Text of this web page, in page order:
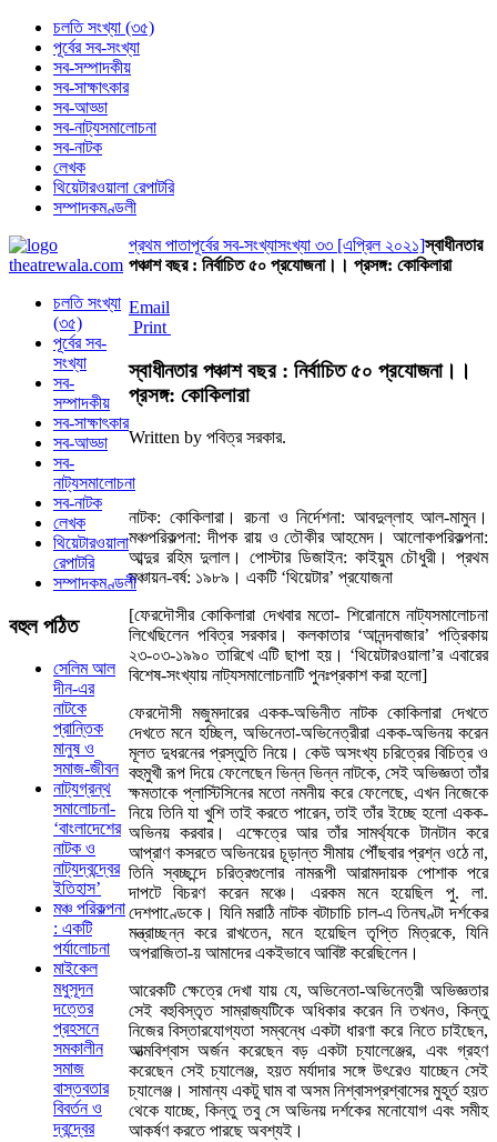
চলতি সংখ্যা (৩৫)
পূর্বের সব-সংখ্যা
সব-সম্পাদকীয়
সব-সাক্ষাৎকার
সব-আড্ডা
সব-নাট্যসমালোচনা
সব-নাটক
লেখক
থিয়েটারওয়ালা রেপাটরি
সম্পাদকমণ্ডলী
প্রথম পাতাপূর্বের সব-সংখ্যাসংখ্যা ৩৩ [এপ্রিল ২০২১]স্বাধীনতার
পঞ্চাশ বছর : নির্বাচিত ৫০ প্রযোজনা।। প্রসঙ্গ: কোকিলারা
Email
Print
স্বাধীনতার পঞ্চাশ বছর : নির্বাচিত ৫০ প্রযোজনা।।
প্রসঙ্গ: কোকিলারা
Written by পবিত্র সরকার.
নাটক: কোকিলারা। রচনা ও নির্দেশনা: আবদুল্লাহ আল-মামুন।
মঞ্চপরিকল্পনা: দীপক রায় ও তৌকীর আহমেদ। আলোকপরিকল্পনা:
আব্দুর রহিম দুলাল। পোস্টার ডিজাইন: কাইয়ুম চৌধুরী। প্রথম
মঞ্চায়ন-বর্ষ: ১৯৮৯। একটি ‘থিয়েটার’ প্রযোজনা
[ফেরদৌসীর কোকিলারা দেখবার মতো- শিরোনামে নাট্যসমালোচনা
লিখেছিলেন পবিত্র সরকার। কলকাতার ‘আনন্দবাজার’ পত্রিকায়
২৩-০৩-১৯৯০ তারিখে এটি ছাপা হয়। ‘থিয়েটারওয়ালা’র এবারের
বিশেষ-সংখ্যায় নাট্যসমালোচনাটি পুনঃপ্রকাশ করা হলো]
ফেরদৌসী মজুমদারের একক-অভিনীত নাটক কোকিলারা দেখতে
দেখতে মনে হচ্ছিল, অভিনেতা-অভিনেত্রীরা একক-অভিনয় করেন
মূলত দুধরনের প্রস্তুতি নিয়ে। কেউ অসংখ্য চরিত্রের বিচিত্র ও
বহুমুখী রূপ দিয়ে ফেলেছেন ভিন্ন ভিন্ন নাটকে, সেই অভিজ্ঞতা তাঁর
ক্ষমতাকে প্লাস্টিসিনের মতো নমনীয় করে ফেলেছে, এখন নিজেকে
নিয়ে তিনি যা খুশি তাই করতে পারেন, তাই তাঁর ইচ্ছে হলো একক-
অভিনয় করবার। এক্ষেত্রে আর তাঁর সামর্থ্যকে টানটান করে
আপ্রাণ কসরতে অভিনয়ের চূড়ান্ত সীমায় পৌঁছবার প্রশ্ন ওঠে না,
তিনি স্বচ্ছন্দে চরিত্রগুলোর নামরূপী আরামদায়ক পোশাক পরে
দাপটে বিচরণ করেন মঞ্চে। এরকম মনে হয়েছিল পু. লা.
দেশপাণ্ডেকে। যিনি মরাঠি নাটক বটাচাচি চাল-এ তিনঘণ্টা দর্শকের
মন্ত্রাচ্ছন্ন করে রাখতেন, মনে হয়েছিল তৃপ্তি মিত্রকে, যিনি
অপরাজিতা-য় আমাদের একইভাবে আবিষ্ট করেছিলেন।
আরেকটি ক্ষেত্রে দেখা যায় যে, অভিনেতা-অভিনেত্রী অভিজ্ঞতার
সেই বহুবিস্তৃত সাম্রাজ্যটিকে অধিকার করেন নি তখনও, কিন্তু
নিজের বিস্তারযোগ্যতা সম্বন্ধে একটা ধারণা করে নিতে চাইছেন,
আত্মবিশ্বাস অর্জন করেছেন বড় একটা চ্যালেঞ্জের, এবং গ্রহণ
করেছেন সেই চ্যালেঞ্জ, হয়ত মর্যাদার সঙ্গে উৎরেও যাচ্ছেন সেই
চ্যালেঞ্জ। সামান্য একটু ঘাম বা অসম নিশ্বাসপ্রশ্বাসের মুহূর্ত হয়ত
থেকে যাচ্ছে, কিন্তু তবু সে অভিনয় দর্শকের মনোযোগ এবং সমীহ
আকর্ষণ করতে পারছে অবশ্যই।
চলতি সংখ্যা
(৩৫)
পূর্বের সব-
সংখ্যা
সব-
সম্পাদকীয়
সব-সাক্ষাৎকার
সব-আড্ডা
সব-
নাট্যসমালোচনা
সব-নাটক
লেখক
থিয়েটারওয়ালা
রেপাটরি
সম্পাদকমণ্ডলী
বহুলপঠিত
সেলিম আল
দীন-এর
নাটকে
প্রান্তিক
মানুষ ও
সমাজ-জীবন
নাট্যগ্রন্থ
সমালোচনা-
‘বাংলাদেশের
নাটক ও
নাট্যদ্বন্দ্বের
ইতিহাস’
মঞ্চ পরিকল্পনা
: একটি
পর্যালোচনা
মাইকেল
মধুসূদন
দত্তের
প্রহসনে
সমকালীন
সমাজ
বাস্তবতার
বিবর্তন ও
দ্বন্দ্বের